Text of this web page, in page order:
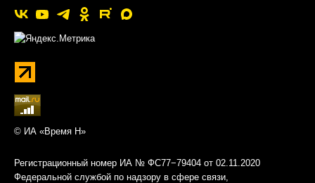
© ИА «Время Н»
Регистрационный номер ИА № ФС77−79404 от 02.11.2020
Федеральной службой по надзору в сфере связи,